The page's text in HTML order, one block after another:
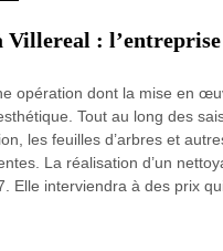
Villereal :
opération dont la mise en
Tout au long des
les feuilles d’arbres et
La réalisation d’un
Elle interviendra à des prix